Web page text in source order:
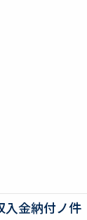
入金納付ノ件